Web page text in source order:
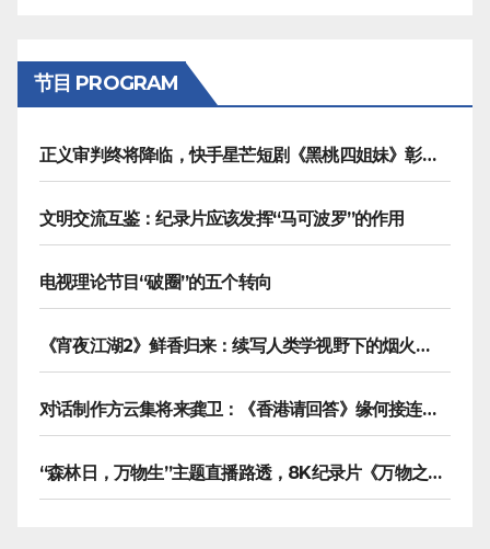
节目 PROGRAM
正义审判终将降临，快手星芒短剧《黑桃四姐妹》彰显治愈内核
文明交流互鉴：纪录片应该发挥“马可波罗”的作用
电视理论节目“破圈”的五个转向
《宵夜江湖2》鲜香归来：续写人类学视野下的烟火漫游记
对话制作方云集将来龚卫：《香港请回答》缘何接连获国际传播大奖
“森林日，万物生”主题直播路透，8K纪录片《万物之生》今晚播出